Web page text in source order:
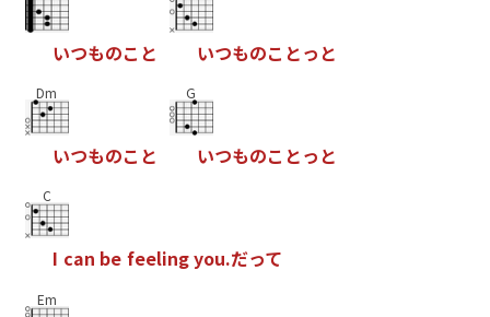
いつものこ と いつものこ とっ と
Dm
いつものこ と
G
いつものこ とっ と
C
I can be feelingyou.だって
Em